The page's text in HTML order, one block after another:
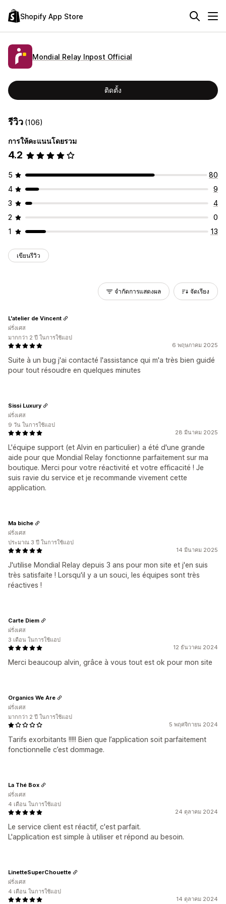
Shopify App Store
Mondial Relay Inpost Official
ติดตั้ง
รีวิว (106)
การให้คะแนนโดยรวม
4.2
5
80
4
9
3
4
2
0
1
13
เขียนรีวิว
จำกัดการแสดงผล จัดเรียง
6 พฤษภาคม 2025
Suite à un bug j'ai contacté l'assistance qui m'a très bien guidé
pour tout résoudre en quelques minutes
L'atelier de Vincent
ฝรั่งเศส
มากกว่า 2 ปี ในการใช้แอป
28 มีนาคม 2025
L'équipe support (et Alvin en particulier) a été d'une grande
aide pour que Mondial Relay fonctionne parfaitement sur ma
boutique. Merci pour votre réactivité et votre efficacité ! Je
suis ravie du service et je recommande vivement cette
application.
Sissi Luxury
ฝรั่งเศส
9 วัน ในการใช้แอป
14 มีนาคม 2025
J'utilise Mondial Relay depuis 3 ans pour mon site et j'en suis
très satisfaite ! Lorsqu'il y a un souci, les équipes sont très
réactives !
Ma biche
ฝรั่งเศส
ประมาณ 3 ปี ในการใช้แอป
12 ธันวาคม 2024
Merci beaucoup alvin, grâce à vous tout est ok pour mon site
Carte Diem
ฝรั่งเศส
3 เดือน ในการใช้แอป
5 พฤศจิกายน 2024
Tarifs exorbitants !!!!! Bien que l’application soit parfaitement
fonctionnelle c’est dommage.
Organics We Are
ฝรั่งเศส
มากกว่า 2 ปี ในการใช้แอป
24 ตุลาคม 2024
Le service client est réactif, c'est parfait.
L'application est simple à utiliser et répond au besoin.
La Thé Box
ฝรั่งเศส
4 เดือน ในการใช้แอป
14 ตุลาคม 2024
LinetteSuperChouette
ฝรั่งเศส
4 เดือน ในการใช้แอป